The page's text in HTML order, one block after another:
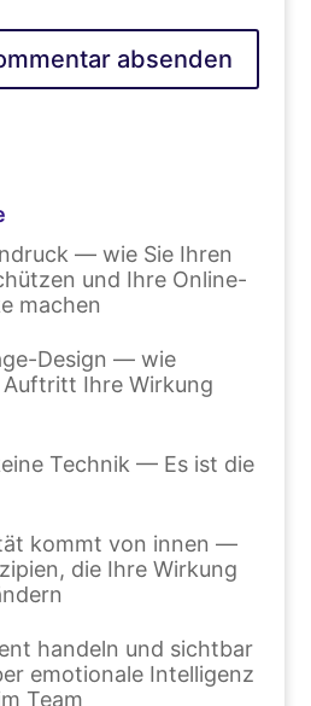
— wie Sie Ihren
und Ihre Online-
machen
Design — wie
Ihre Wirkung
Technik — Es ist die
kommt von innen —
die Ihre Wirkung
handeln und sichtbar
emotionale Intelligenz
Team